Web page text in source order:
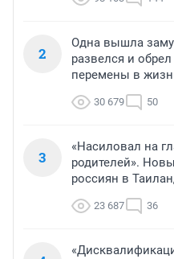
2
Одна вышла
развелся и
перемены в
30 679 50
3
«Насиловал на
родителей».
россиян в
23 687 36